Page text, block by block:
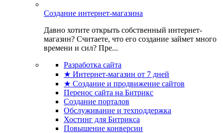
Создание интернет-магазина
Давно хотите открыть собственный интернет-
магазин? Считаете, что его создание займет много
времени и сил? Пре...
Разработка сайта
★ Интернет-магазин от 7 дней
★ Создание и продвижение сайтов
Перенос сайта на Битрикс
Создание порталов
Обслуживание и техподдержка
Хостинг для Битрикса
Повышение конверсии